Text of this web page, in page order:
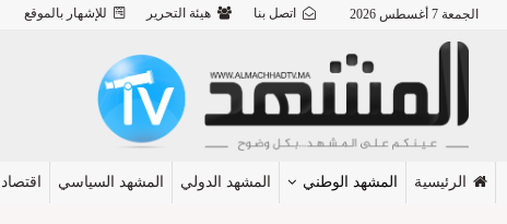
الجمعة 7 أغسطس 2026 اتصل بنا هيئة التحرير للإشهار بالموقع
الرئيسية المشهد الوطني المشهد الدولي المشهد السياسي اقتصاد